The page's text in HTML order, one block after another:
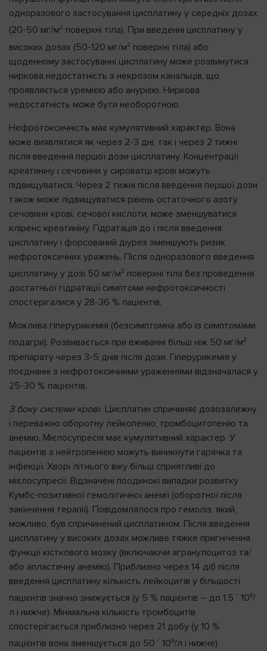
одноразового застосування цисплатину у середніх дозах
(20-50 мг/м2 поверхні тіла). При введенні цисплатину у
високих дозах (50-120 мг/м2 поверхні тіла) або
щоденному застосуванні цисплатину може розвинутися
ниркова недостатність з некрозом канальців, що
проявляється уремією або анурією. Ниркова
недостатність може бути необоротною.
Нефротоксичність має кумулятивний характер. Вона
може виявлятися як через 2-3 дні, так і через 2 тижні
після введення першої дози цисплатину. Концентрації
креатиніну і сечовини у сироватці крові можуть
підвищуватися. Через 2 тижні після введення першої дози
також може підвищуватися рівень остаточного азоту
сечовини крові, сечової кислоти, може зменшуватися
кліренс креатиніну. Гідратація до і після введення
цисплатину і форсований діурез зменшують ризик
нефротоксичних уражень. Після одноразового введення
цисплатину у дозі 50 мг/м2 поверхні тіла без проведення
достатньої гідратації симптоми нефротоксичності
спостерігалися у 28-36 % пацієнтів.
Можлива гіперурикемія (безсимптомна або із симптомами
подагри). Розвивається при вживанні більш ніж 50 мг/м2
препарату через 3-5 днів після дози. Гіперурикемія у
поєднанні з нефротоксичними ураженнями відзначалася у
25-30 % пацієнтів.
З боку системи крові. Цисплатин спричиняє дозозалежну
і переважно оборотну лейкопенію, тромбоцитопенію та
анемію. Мієлосупресія має кумулятивний характер. У
пацієнтів з нейтропенією можуть виникнути гарячка та
інфекції. Хворі літнього віку більш сприятливі до
мієлосупресії. Відзначені поодинокі випадки розвитку
Кумбс-позитивної гемолітичної анемії (оборотної після
закінчення терапії). Повідомлялося про гемоліз, який,
можливо, був спричинений цисплатином. Після введення
цисплатину у високих дозах можливе тяжке пригнічення
функції кісткового мозку (включаючи агранулоцитоз та/
або апластичну анемію). Приблизно через 14 діб після
введення цисплатину кількість лейкоцитів у більшості
пацієнтів значно знижується (у 5 % пацієнтів – до 1,5 ´ 109/
л і нижче). Мінімальна кількість тромбоцитів
спостерігається приблизно через 21 добу (у 10 %
пацієнтів вона зменшується до 50 ´ 109/л і нижче).